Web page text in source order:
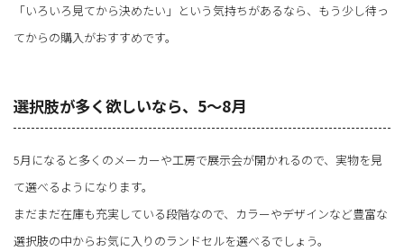
「いろいろ見てから決めたい」という気持ちがあるなら、もう少し待っ
てからの購入がおすすめです。
選択肢が多く欲しいなら、5～8月
5月になると多くのメーカーや工房で展示会が開かれるので、実物を見
て選べるようになります。
まだまだ在庫も充実している段階なので、カラーやデザインなど豊富な
選択肢の中からお気に入りのランドセルを選べるでしょう。